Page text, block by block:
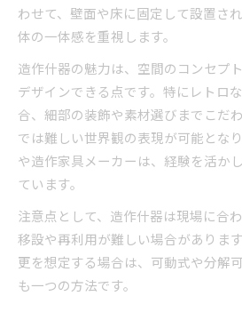
わせて、壁面や床に固定して設置さ
体の一体感を重視します。
造作什器の魅力は、空間のコンセプ
デザインできる点です。特にレトロ
合、細部の装飾や素材選びまでこだ
では難しい世界観の表現が可能とな
や造作家具メーカーは、経験を活か
ています。
注意点として、造作什器は現場に合
移設や再利用が難しい場合がありま
更を想定する場合は、可動式や分解
も一つの方法です。